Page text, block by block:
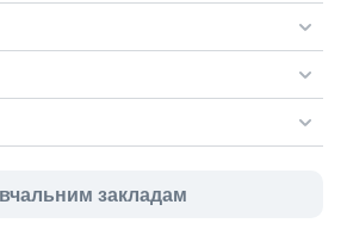
закладам